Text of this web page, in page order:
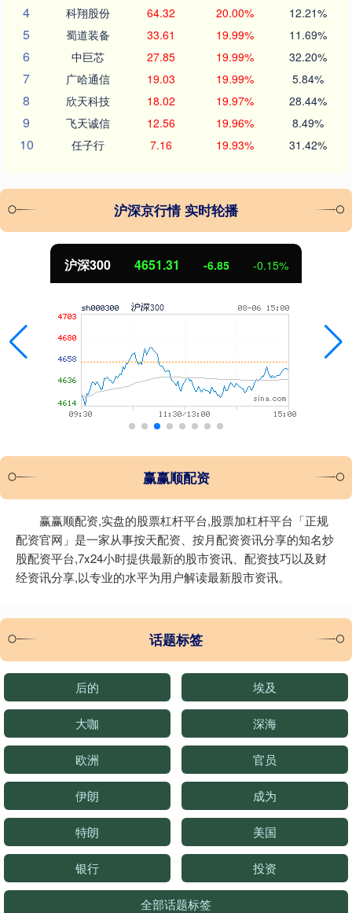
4 科翔股份 64.32 20.00% 12.21%
5 蜀道装备 33.61 19.99% 11.69%
6 中巨芯 27.85 19.99% 32.20%
7 广哈通信 19.03 19.99% 5.84%
8 欣天科技 18.02 19.97% 28.44%
9 飞天诚信 12.56 19.96% 8.49%
10 任子行 7.16 19.93% 31.42%
沪深京行情 实时轮播
沪深300 4651.31 -6.85 -0.15%
赢赢顺配资
赢赢顺配资,实盘的股票杠杆平台,股票加杠杆平台「正规
配资官网」是一家从事按天配资、按月配资资讯分享的知名炒
股配资平台,7x24小时提供最新的股市资讯、配资技巧以及财
经资讯分享,以专业的水平为用户解读最新股市资讯。
话题标签
后的 埃及
大咖 深海
欧洲 官员
伊朗 成为
特朗 美国
银行 投资
全部话题标签